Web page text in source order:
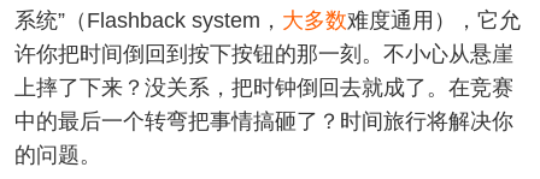
系统”（Flashback system， 大多数难度通用），它允
许你把时间倒回到按下按钮的那一刻。不小心从悬崖
上摔了下来？没关系，把时钟倒回去就成了。在竞赛
中的最后一个转弯把事情搞砸了？时间旅行将解决你
的问题。